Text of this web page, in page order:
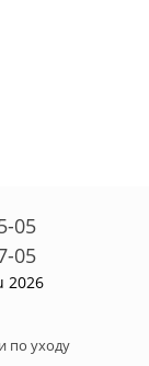
05
05
2026
по уходу